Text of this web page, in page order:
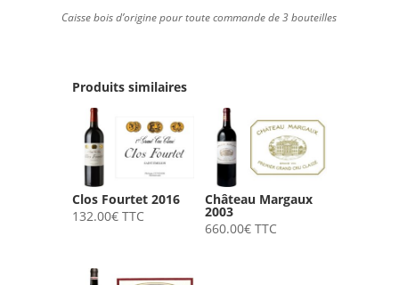
Caisse bois d’origine pour toute commande de 3 bouteilles
Produits similaires
Clos Fourtet 2016
132.00€ TTC
Château Margaux
2003
660.00€ TTC